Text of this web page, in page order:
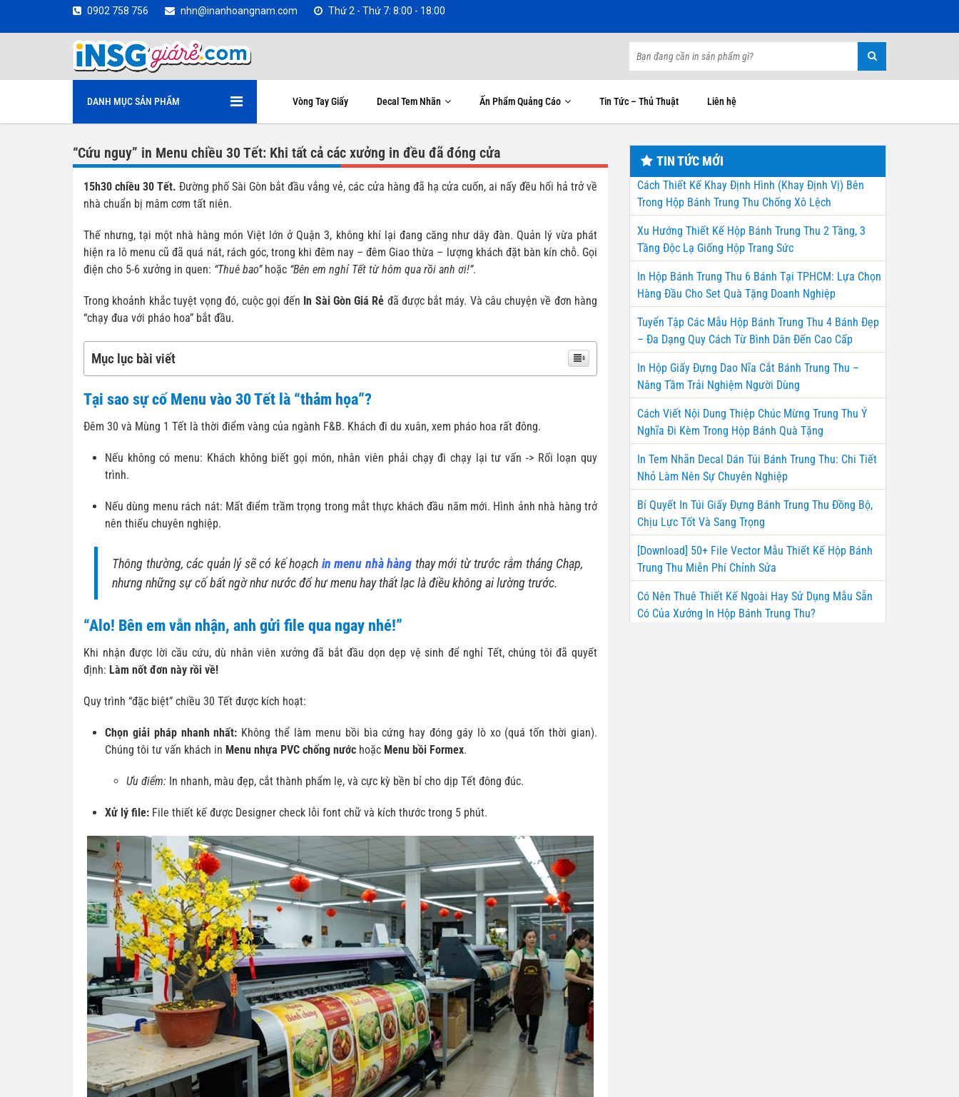
0902 758 756 nhn@inanhoangnam.com Thứ 2 - Thứ 7: 8:00 - 18:00
DANH MỤC SẢN PHẨM Vòng Tay Giấy Decal Tem Nhãn Ấn Phẩm Quảng Cáo Tin Tức – Thủ Thuật Liên hệ
“Cứu nguy” in Menu chiều 30 Tết: Khi tất cả các xưởng in đều đã đóng cửa
15h30 chiều 30 Tết. Đường phố Sài Gòn bắt đầu vắng vẻ, các cửa hàng đã hạ cửa cuốn, ai nấy đều hối hả trở về
nhà chuẩn bị mâm cơm tất niên.
Thế nhưng, tại một nhà hàng món Việt lớn ở Quận 3, không khí lại đang căng như dây đàn. Quản lý vừa phát
hiện ra lô menu cũ đã quá nát, rách góc, trong khi đêm nay – đêm Giao thừa – lượng khách đặt bàn kín chỗ. Gọi
điện cho 5-6 xưởng in quen: “Thuê bao”hoặc “Bên em nghỉ Tết từ hôm qua rồi anh ơi!”.
Trong khoảnh khắc tuyệt vọng đó, cuộc gọi đến In Sài Gòn Giá Rẻ đã được bắt máy. Và câu chuyện về đơn hàng
“chạy đua với pháo hoa” bắt đầu.
Mục lục bài viết
Tại sao sự cố Menu vào 30 Tết là “thảm họa”?
Đêm 30 và Mùng 1 Tết là thời điểm vàng của ngành F&B. Khách đi du xuân, xem pháo hoa rất đông.
Nếu không có menu: Khách không biết gọi món, nhân viên phải chạy đi chạy lại tư vấn -> Rối loạn quy
trình.
Nếu dùng menu rách nát: Mất điểm trầm trọng trong mắt thực khách đầu năm mới. Hình ảnh nhà hàng trở
nên thiếu chuyên nghiệp.
Thông thường, các quản lý sẽ có kế hoạch in menu nhà hàng thay mới từ trước rằm tháng Chạp,
nhưng những sự cố bất ngờ như nước đổ hư menu hay thất lạc là điều không ai lường trước.
“Alo! Bên em vẫn nhận, anh gửi file qua ngay nhé!”
Khi nhận được lời cầu cứu, dù nhân viên xưởng đã bắt đầu dọn dẹp vệ sinh để nghỉ Tết, chúng tôi đã quyết
định: Làm nốt đơn này rồi về!
Quy trình “đặc biệt” chiều 30 Tết được kích hoạt:
Chọn giải pháp nhanh nhất: Không thể làm menu bồi bìa cứng hay đóng gáy lò xo (quá tốn thời gian).
Chúng tôi tư vấn khách in Menu nhựa PVC chống nước hoặc Menu bồi Formex.
Ưu điểm: In nhanh, màu đẹp, cắt thành phẩm lẹ, và cực kỳ bền bỉ cho dịp Tết đông đúc.
Xử lý file: File thiết kế được Designer check lỗi font chữ và kích thước trong 5 phút.
TIN TỨC MỚI
Cách Thiết Kế Khay Định Hình (Khay Định Vị) Bên
Trong Hộp Bánh Trung Thu Chống Xô Lệch
Xu Hướng Thiết Kế Hộp Bánh Trung Thu 2 Tầng, 3
Tầng Độc Lạ Giống Hộp Trang Sức
In Hộp Bánh Trung Thu 6 Bánh Tại TPHCM: Lựa Chọn
Hàng Đầu Cho Set Quà Tặng Doanh Nghiệp
Tuyển Tập Các Mẫu Hộp Bánh Trung Thu 4 Bánh Đẹp
– Đa Dạng Quy Cách Từ Bình Dân Đến Cao Cấp
In Hộp Giấy Đựng Dao Nĩa Cắt Bánh Trung Thu –
Nâng Tầm Trải Nghiệm Người Dùng
Cách Viết Nội Dung Thiệp Chúc Mừng Trung Thu Ý
Nghĩa Đi Kèm Trong Hộp Bánh Quà Tặng
In Tem Nhãn Decal Dán Túi Bánh Trung Thu: Chi Tiết
Nhỏ Làm Nên Sự Chuyên Nghiệp
Bí Quyết In Túi Giấy Đựng Bánh Trung Thu Đồng Bộ,
Chịu Lực Tốt Và Sang Trọng
[Download] 50+ File Vector Mẫu Thiết Kế Hộp Bánh
Trung Thu Miễn Phí Chỉnh Sửa
Có Nên Thuê Thiết Kế Ngoài Hay Sử Dụng Mẫu Sẵn
Có Của Xưởng In Hộp Bánh Trung Thu?